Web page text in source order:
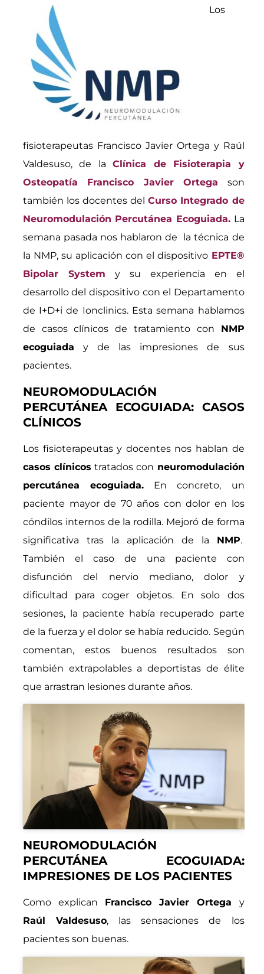
Los
fisioterapeutas Francisco Javier Ortega y Raúl
Valdesuso, de laClínica de Fisioterapia y
Osteopatía Francisco Javier Ortega son
también los docentes delCurso Integrado de
Neuromodulación Percutánea Ecoguiada. La
semana pasada nos hablaron de la técnica de
la NMP, su aplicación con el dispositivo EPTE®
Bipolar System y su experiencia en el
desarrollo del dispositivo con el Departamento
de I+D+i de Ionclinics. Esta semana hablamos
de casos clínicos de tratamiento con NMP
ecoguiada y de las impresiones de sus
pacientes.
NEUROMODULACIÓN
PERCUTÁNEA ECOGUIADA: CASOS
CLÍNICOS
Los fisioterapeutas y docentes nos hablan de
casos clínicos tratados con neuromodulación
percutánea ecoguiada. En concreto, un
paciente mayor de 70 años con dolor en los
cóndilos internos de la rodilla. Mejoró de forma
significativa tras la aplicación de la NMP.
También el caso de una paciente con
disfunción del nervio mediano, dolor y
dificultad para coger objetos. En solo dos
sesiones, la paciente había recuperado parte
de la fuerza y el dolor se había reducido. Según
comentan, estos buenos resultados son
también extrapolables a deportistas de élite
que arrastran lesiones durante años.
NEUROMODULACIÓN
PERCUTÁNEA ECOGUIADA:
IMPRESIONES DE LOS PACIENTES
Como explican Francisco Javier Ortega y
Raúl Valdesuso, las sensaciones de los
pacientes son buenas.